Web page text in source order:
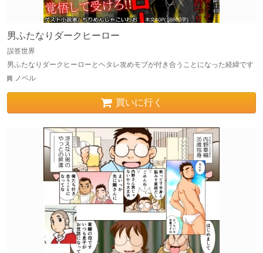
男ふたなりダークヒーロー
誤答世界
男ふたなりダークヒーローとヘタレ攻めモブが付き合うことになった経緯です
ノベル
買いに行く